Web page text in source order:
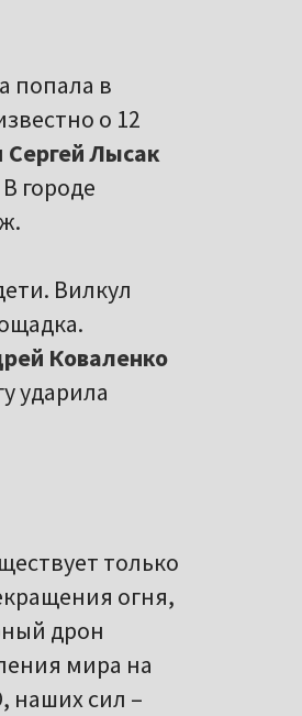
попала в
о 12
Сергей Лысак
городе
Вилкул
Коваленко
ударила
только
огня,
дрон
мира на
наших сил –